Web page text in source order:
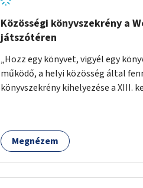
Közösségi könyvszekrény a
játszótéren
„Hozz egy könyvet, vigyél egy
működő, a helyi közösség által
könyvszekrény kihelyezése a XIII.
Megnézem